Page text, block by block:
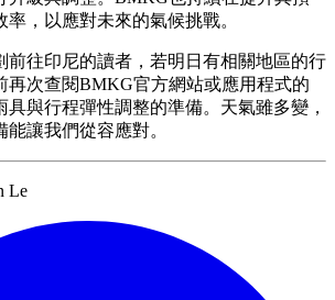
，以應對未來的氣候挑戰。
前往印尼的讀者，若明日有相關地區的行
再次查閱BMKG官方網站或應用程式的
與行程彈性調整的準備。天氣雖多變，
讓我們從容應對。
Le